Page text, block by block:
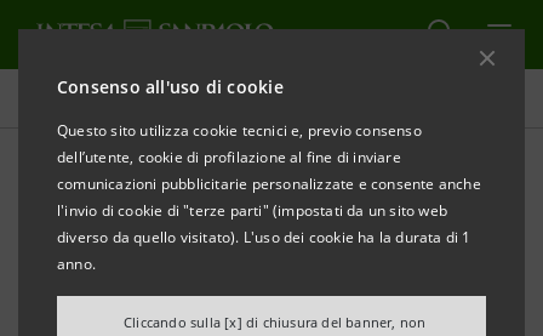
Consenso all'uso di cookie
Questo sito utilizza cookie tecnici e, previo consenso
dell’utente, cookie di profilazione al fine di inviare
comunicazioni pubblicitarie personalizzate e consente anche
l'invio di cookie di "terze parti" (impostati da un sito web
diverso da quello visitato). L'uso dei cookie ha la durata di 1
anno.
Cliccando sulla [x] di chiusura del banner, non
Comunicati stampa
STAMPA AGGIORNA
COMUNICATO STAMPA